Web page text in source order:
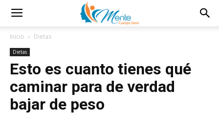
Inicio Dietas
Dietas
Esto es cuanto tienes qué
caminar para de verdad
bajar de peso